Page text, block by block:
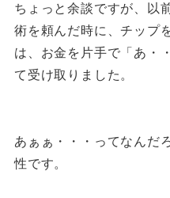
ちょっと余談ですが、以
術を頼んだ時に、チップ
は、お金を片手で「あ・
て受け取りました。
あぁぁ・・・ってなん
性です。